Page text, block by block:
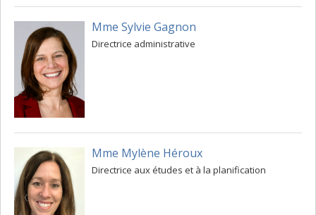
Mme Sylvie Gagnon
Directrice administrative
Mme Mylène Héroux
Directrice aux études et à la planification